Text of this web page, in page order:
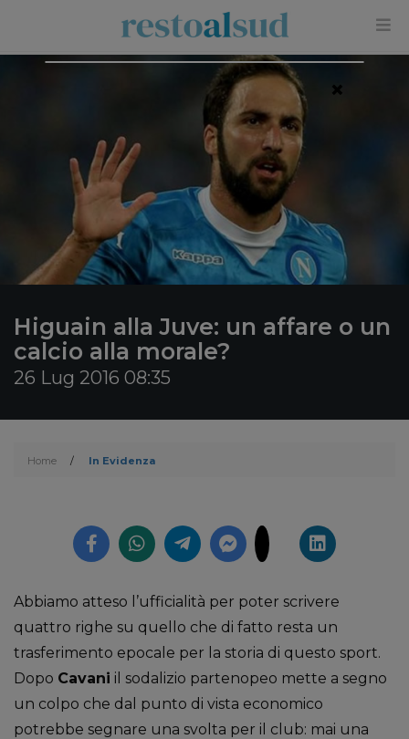
Higuain alla Juve: un affare o un
calcio alla morale?
26 Lug 2016 08:35
Home / In Evidenza
Abbiamo atteso l’ufficialità per poter scrivere
quattro righe su quello che di fatto resta un
trasferimento epocale per la storia di questo sport.
Dopo Cavani il sodalizio partenopeo mette a segno
un colpo che dal punto di vista economico
potrebbe segnare una svolta per il club: mai una
×